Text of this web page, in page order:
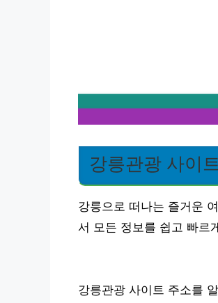
강릉관광 사이
강릉으로 떠나는 즐거운
서 모든 정보를 쉽고 빠르
강릉관광 사이트 주소를